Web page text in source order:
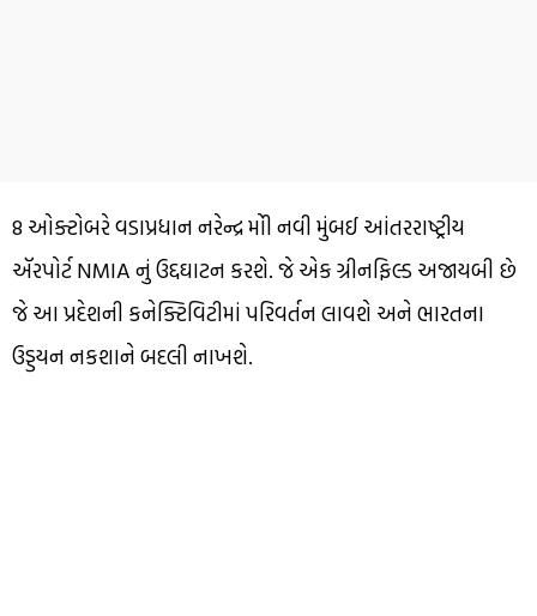
8 ઓક્ટોબરે વડાપ્રધાન નરેન્દ્ર મોી નવી મુંબઈ આંતરરાષ્ટ્રીય
ઍરપોર્ટ NMIA નું ઉદ્દઘાટન કરશે. જે એક ગ્રીનફિલ્ડ અજાયબી છે
જે આ પ્રદેશની કનેક્ટિવિટીમાં પરિવર્તન લાવશે અને ભારતના
ઉડ્ડયન નકશાને બદલી નાખશે.